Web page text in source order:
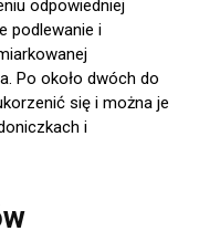
odpowiedniej
podlewanie i
Po około dwóch do
się i można je
i